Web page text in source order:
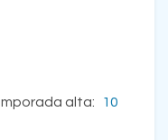
alta:
10